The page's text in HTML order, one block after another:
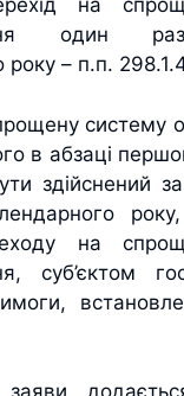
на
один
року – п.п.
систему
в абзаці
здійснений
на
суб’єктом